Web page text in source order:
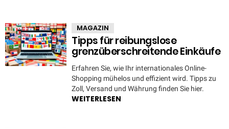
MAGAZIN
Tipps für reibungslose
grenzüberschreitende Einkäufe
Erfahren Sie, wie Ihr internationales Online-
Shopping mühelos und effizient wird. Tipps zu
Zoll, Versand und Währung finden Sie hier.
WEITERLESEN